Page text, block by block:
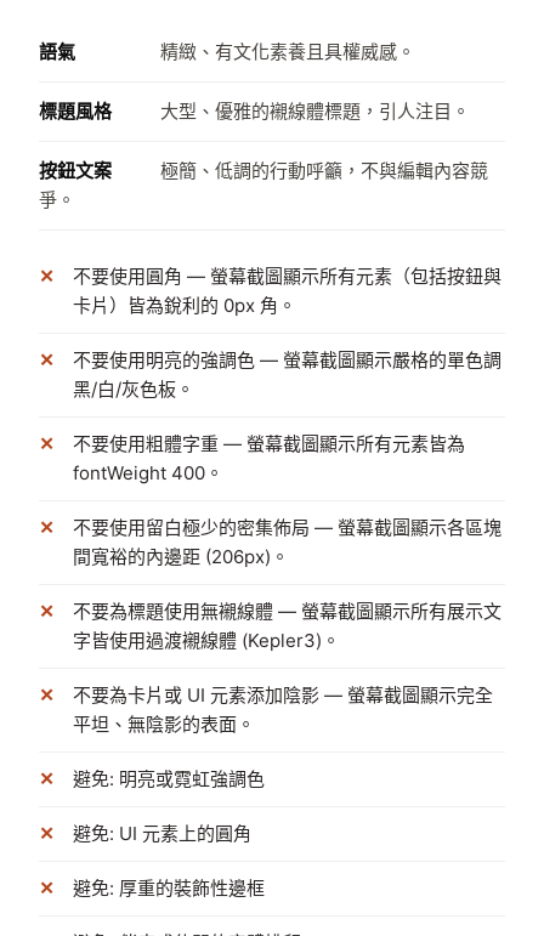
語氣 精緻、有文化素養且具權威感。
標題風格 大型、優雅的襯線體標題，引人注目。
按鈕文案
極簡、低調的行動呼籲，不與編輯內容競
爭。
不要使用圓角 — 螢幕截圖顯示所有元素（包括按鈕與
卡片）皆為銳利的 0px 角。
不要使用明亮的強調色 — 螢幕截圖顯示嚴格的單色調
黑/白/灰色板。
不要使用粗體字重 — 螢幕截圖顯示所有元素皆為
fontWeight 400。
不要使用留白極少的密集佈局 — 螢幕截圖顯示各區塊
間寬裕的內邊距 (206px)。
不要為標題使用無襯線體 — 螢幕截圖顯示所有展示文
字皆使用過渡襯線體 (Kepler3)。
不要為卡片或 UI 元素添加陰影 — 螢幕截圖顯示完全
平坦、無陰影的表面。
避免: 明亮或霓虹強調色
避免: UI 元素上的圓角
避免: 厚重的裝飾性邊框